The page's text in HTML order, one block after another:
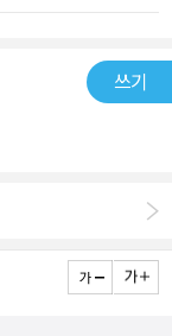
것이 선생님의 진짜
이 마음을 따뜻하
을 위해 아이들이
린 얼굴을 찾아나선
는지 찾아볼 것 같
쓰기